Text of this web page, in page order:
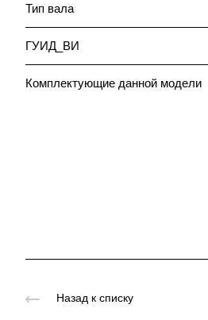
Тип вала
ГУИД_ВИ
Комплектующие данной модели
Назад к списку